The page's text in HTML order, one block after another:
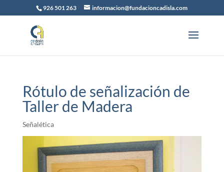
926 501 263 informacion@fundacioncadisla.com
Rótulo de señalización de
Taller de Madera
Señalética